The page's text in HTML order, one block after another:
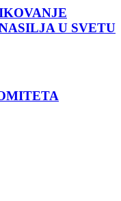
U SVETU